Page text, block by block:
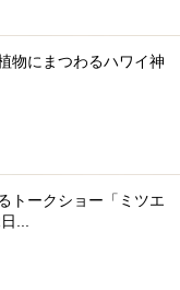
物にまつわるハワイ神
トークショー「ミツエ
...